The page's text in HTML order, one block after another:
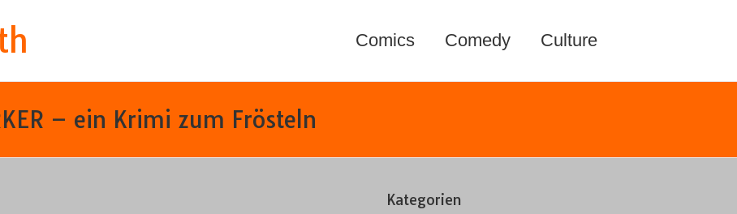
Comics Comedy Culture
– ein Krimi zum Frösteln
Kategorien